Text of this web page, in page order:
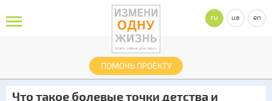
ПОМОЧЬ ПРОЕКТУ
ru ua en
Что такое болевые точки детства и